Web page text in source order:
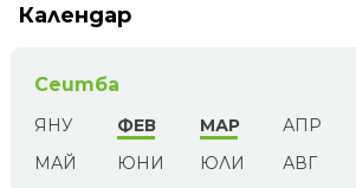
Календар
Сеитба
ЯНУ ФЕВ МАР
АПР
МАЙ
ЮНИ ЮЛИ
АВГ